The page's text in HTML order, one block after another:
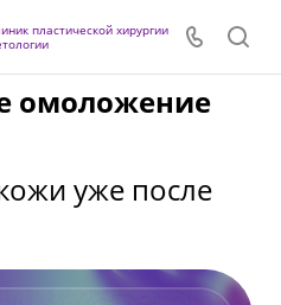
пластической хирургии
омоложение
уже после